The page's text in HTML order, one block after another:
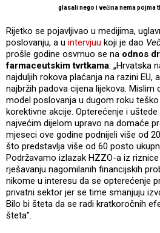
glasali nego i većina nema pojma
Rijetko se pojavljivao u medijima,
poslovanju, a u intervjuu koji je dao
prošle godine osvrnuo se na odnos
farmaceutskim tvrtkama: „Hrvatska
najduljih rokova plaćanja na razini EU,
najbržih padova cijena lijekova. Mislim
model poslovanja u dugom roku
korektivne akcije. Opterećenje i
najvećim dijelom upravo na domaće
mjeseci ove godine podnijeli više od
što predstavlja više od 60 posto
Podržavamo izlazak HZZO-a iz
rješavanju nagomilanih financijskih
nikome u interesu da se opterećenje
privatni sektor jer se time smanjuju
Bilo bi šteta da se radi kratkoročnih
šteta”.